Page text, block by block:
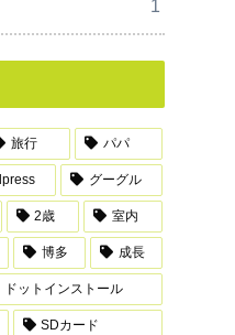
1
旅行 パパ
グーグル
2歳 室内
博多 成長
ドットインストール
SDカード